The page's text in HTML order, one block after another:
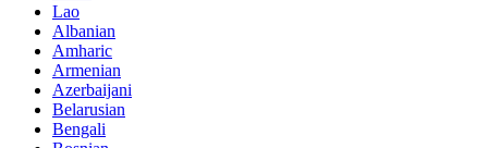
Lao
Albanian
Amharic
Armenian
Azerbaijani
Belarusian
Bengali